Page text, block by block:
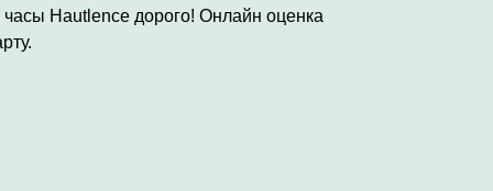
Hautlence дорого! Онлайн оценка